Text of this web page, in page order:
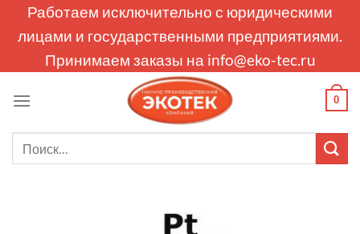
Работаем исключительно с юридическими
лицами и государственными предприятиями.
Принимаем заказы на info@eko-tec.ru
0